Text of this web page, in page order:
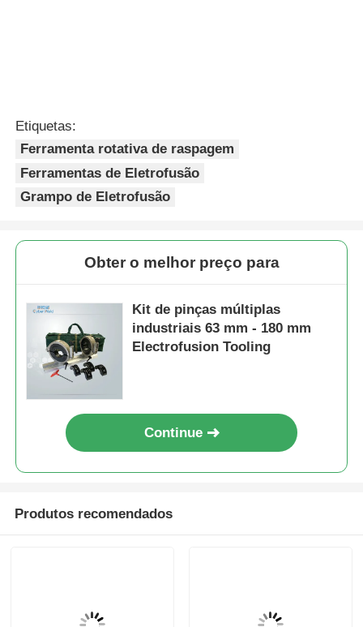
Etiquetas:
Ferramenta rotativa de raspagem
Ferramentas de Eletrofusão
Grampo de Eletrofusão
Obter o melhor preço para
Kit de pinças múltiplas
industriais 63 mm - 180 mm
Electrofusion Tooling
Continue
Produtos recomendados